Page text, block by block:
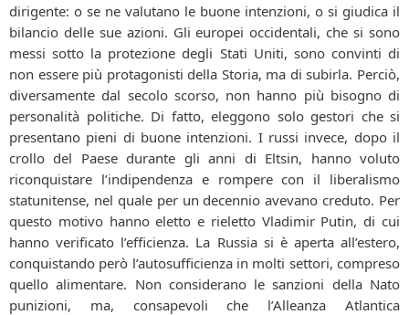
dirigente: o se ne valutano le buone intenzioni, o si giudica il
bilancio delle sue azioni. Gli europei occidentali, che si sono
messi sotto la protezione degli Stati Uniti, sono convinti di
non essere più protagonisti della Storia, ma di subirla. Perciò,
diversamente dal secolo scorso, non hanno più bisogno di
personalità politiche. Di fatto, eleggono solo gestori che si
presentano pieni di buone intenzioni. I russi invece, dopo il
crollo del Paese durante gli anni di Eltsin, hanno voluto
riconquistare l’indipendenza e rompere con il liberalismo
statunitense, nel quale per un decennio avevano creduto. Per
questo motivo hanno eletto e rieletto Vladimir Putin, di cui
hanno verificato l’efficienza. La Russia si è aperta all’estero,
conquistando però l’autosufficienza in molti settori, compreso
quello alimentare. Non considerano le sanzioni della Nato
punizioni, ma, consapevoli che l’Alleanza Atlantica